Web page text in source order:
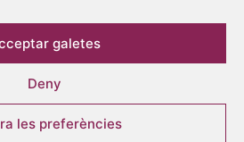
galetes
Deny
les preferències
nos